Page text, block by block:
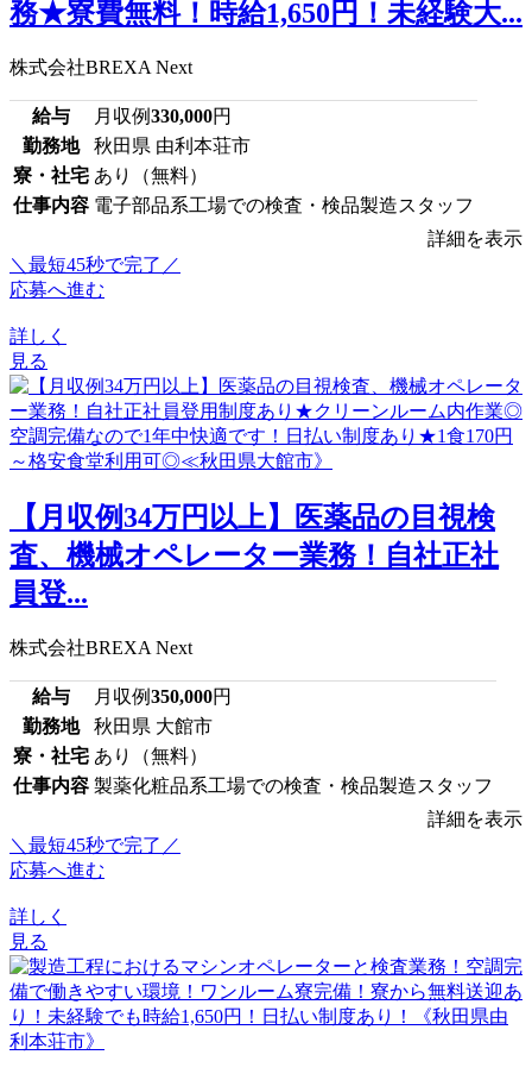
務★寮費無料！時給1,650円！未経験大...
株式会社BREXA Next
給与 月収例330,000円
勤務地
秋田県 由利本荘市
寮・社宅 あり（無料）
仕事内容 電子部品系工場での検査・検品製造スタッフ
詳細を表示
＼最短45秒で完了／
応募へ進む
詳しく
見る
【月収例34万円以上】医薬品の目視検
査、機械オペレーター業務！自社正社
員登...
株式会社BREXA Next
給与 月収例350,000円
勤務地
秋田県 大館市
寮・社宅 あり（無料）
仕事内容 製薬化粧品系工場での検査・検品製造スタッフ
詳細を表示
＼最短45秒で完了／
応募へ進む
詳しく
見る